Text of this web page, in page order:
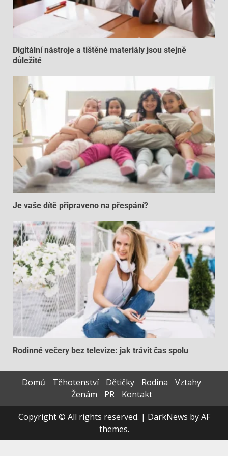
Digitální nástroje a tištěné materiály jsou stejně
důležité
Je vaše dítě připraveno na přespání?
Rodinné večery bez televize: jak trávit čas spolu
Domů Těhotenství Dětičky Rodina
Vztahy
Ženám
PR
Kontakt
Copyright © All rights reserved. | DarkNews by AF
themes.